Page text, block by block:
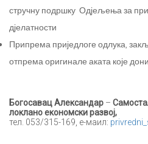
стручну подршку Одјељења за
дјелатности
Припрема приједлоге одлука,
отпрема оригинале аката које
Богосавац Александар –
локлано економски развој,
тел. 053/315-169, е-маил: